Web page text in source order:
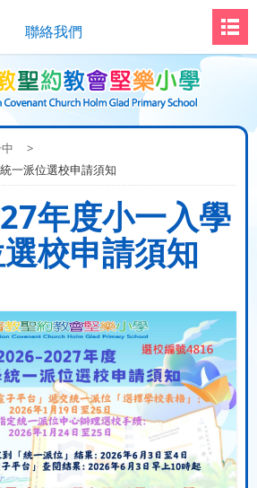
聯絡我們
>
一派位選校申請須知
年度小一入學
校申請須知